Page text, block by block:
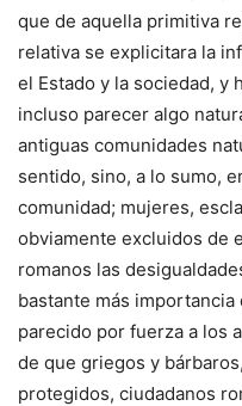
que de aquella primitiva
relativa se explicitara la
el Estado y la sociedad, y
incluso parecer algo
antiguas comunidades
sentido, sino, a lo sumo,
comunidad; mujeres,
obviamente excluidos de
romanos las
bastante más
parecido por fuerza a los
de que griegos y
protegidos, ciudadanos